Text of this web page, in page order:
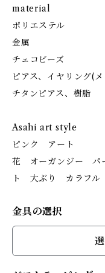
material
ポリエステル
金属
チェコビーズ
ピアス、イヤリング(
チタンピアス、樹脂
Asahi art style
ピンク アート
花 オーガンジー パ
ト 大ぶり カラフル
金具の選択